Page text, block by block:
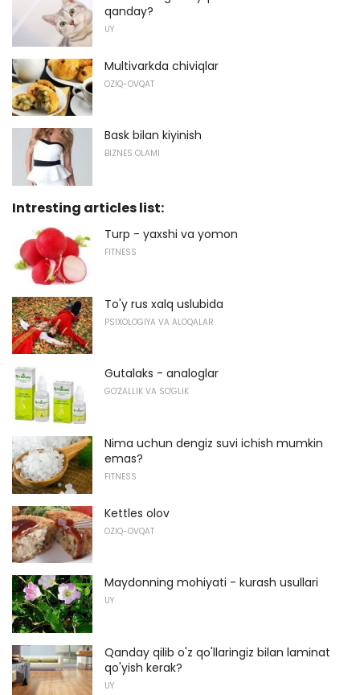
qanday?
UY
Multivarkda chiviqlar
OZIQ-OVQAT
Bask bilan kiyinish
BIZNES OLAMI
Intresting articles list:
Turp - yaxshi va yomon
FITNESS
To'y rus xalq uslubida
PSIXOLOGIYA VA ALOQALAR
Gutalaks - analoglar
GO'ZALLIK VA SO'GLIK
Nima uchun dengiz suvi ichish mumkin
emas?
FITNESS
Kettles olov
OZIQ-OVQAT
Maydonning mohiyati - kurash usullari
UY
Qanday qilib o'z qo'llaringiz bilan laminat
qo'yish kerak?
UY